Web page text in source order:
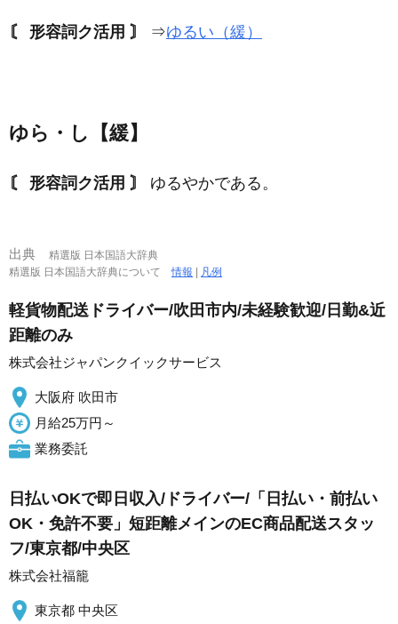
〘 形容詞ク活用 〙 ⇒ゆるい（緩）
ゆら・し【緩】
〘 形容詞ク活用 〙 ゆるやかである。
出典
精選版 日本国語大辞典
精選版 日本国語大辞典について情報 | 凡例
軽貨物配送ドライバー/吹田市内/未経験歓迎/日勤&近
距離のみ
株式会社ジャパンクイックサービス
大阪府 吹田市
月給25万円～
業務委託
日払いOKで即日収入/ドライバー/「日払い・前払い
OK・免許不要」短距離メインのEC商品配送スタッ
フ/東京都/中央区
株式会社福籠
東京都 中央区